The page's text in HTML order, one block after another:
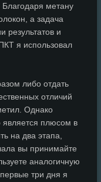
Благодаря метану
а задача
результатов и
я использовал
либо отдать
отличий
Однако
является плюсом в
на два этапа,
вы принимайте
аналогичную
три дня я